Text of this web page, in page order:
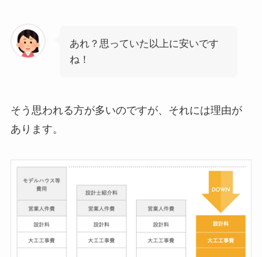
あれ？思っていた以上に安いです
ね！
そう思われる方が多いのですが、それには理由が
あります。